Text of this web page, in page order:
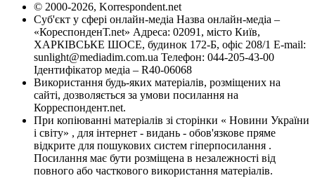
© 2000-2026, Korrespondent.net
Суб'єкт у сфері онлайн-медіа Назва онлайн-медіа –
«КореспонденТ.net» Адреса: 02091, місто Київ,
ХАРКІВСЬКЕ ШОСЕ, будинок 172-Б, офіс 208/1 E-mail:
sunlight@mediadim.com.ua Телефон: 044-205-43-00
Ідентифікатор медіа – R40-06068
Використання будь-яких матеріалів, розміщених на
сайті, дозволяється за умови посилання на
Корреспондент.net.
При копіюванні матеріалів зі сторінки « Новини України
і світу» , для інтернет - видань - обов'язкове пряме
відкрите для пошукових систем гіперпосилання .
Посилання має бути розміщена в незалежності від
повного або часткового використання матеріалів.